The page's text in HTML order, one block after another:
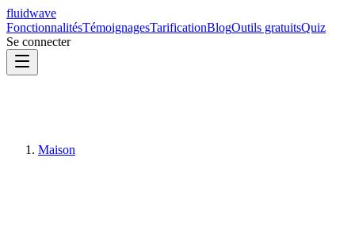
fluidwave
FonctionnalitésTémoignagesTarificationBlogOutils gratuitsQuiz
Se connecter
Maison